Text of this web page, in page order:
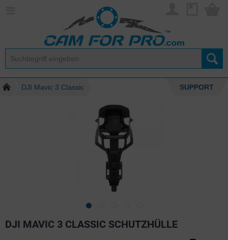
DJI Mavic 3 Classic SUPPORT
DJI MAVIC 3 CLASSIC SCHUTZHÜLLE